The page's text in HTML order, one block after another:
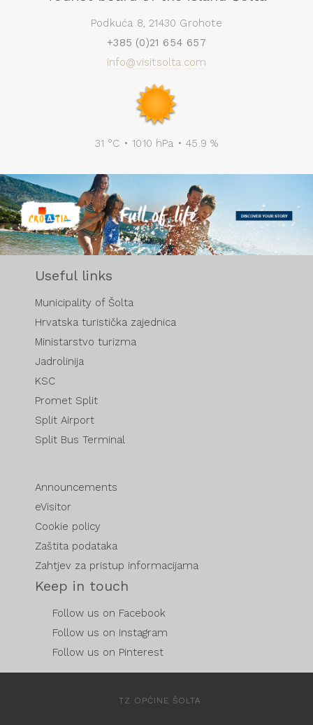
Podkuća 8, 21430 Grohote
+385 (0)21 654 657
info@visitsolta.com
31 °C • 1010 hPa • 45.9 %
Useful links
Municipality of Šolta
Hrvatska turistička zajednica
Ministarstvo turizma
Jadrolinija
KSC
Promet Split
Split Airport
Split Bus Terminal
Announcements
eVisitor
Cookie policy
Zaštita podataka
Zahtjev za pristup informacijama
Keep in touch
Follow us on Facebook
Follow us on Instagram
Follow us on Pinterest
TZ OPĆINE ŠOLTA